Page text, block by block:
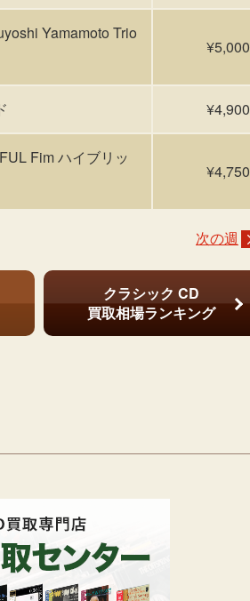
Yamamoto Trio
¥5,000
¥4,900
Fim ハイブリッ
¥4,750
次の週
クラシック CD
買取相場ランキング